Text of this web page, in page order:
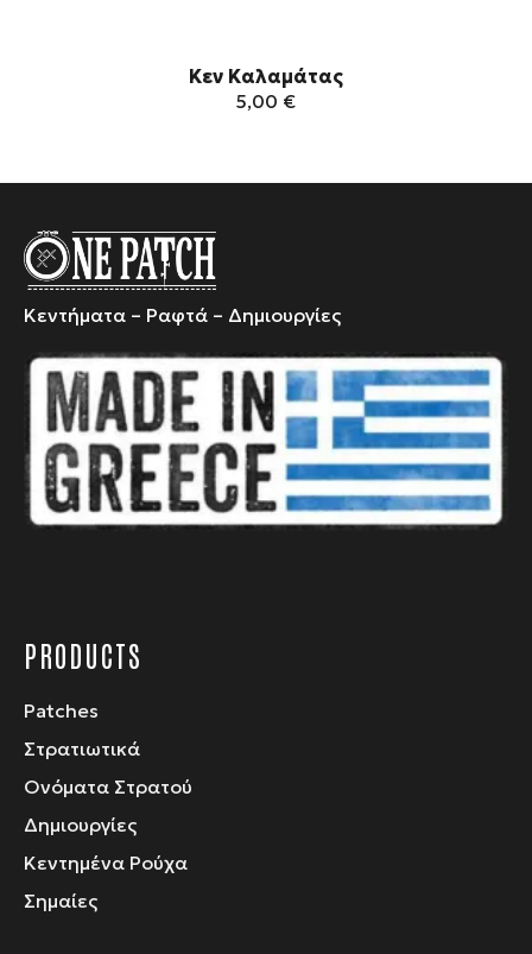
Κεν Καλαμάτας
5,00 €
Κεντήματα – Ραφτά – Δημιουργίες
PRODUCTS
Patches
Στρατιωτικά
Ονόματα Στρατού
Δημιουργίες
Κεντημένα Ρούχα
Σημαίες